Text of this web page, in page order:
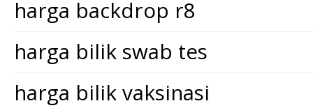
harga backdrop r8
harga bilik swab tes
harga bilik vaksinasi